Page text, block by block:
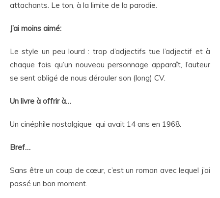
attachants. Le ton, à la limite de la parodie.
J’ai moins aimé:
Le style un peu lourd : trop d’adjectifs tue l’adjectif et à
chaque fois qu’un nouveau personnage apparaît, l’auteur
se sent obligé de nous dérouler son (long) CV.
Un livre à offrir à…
Un cinéphile nostalgique qui avait 14 ans en 1968.
Bref…
Sans être un coup de cœur, c’est un roman avec lequel j’ai
passé un bon moment.